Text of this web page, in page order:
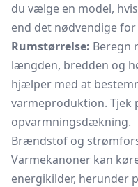
du vælge en model,
end det nødvendige
Rumstørrelse: Beregn
længden, bredden og
hjælper med at
varmeproduktion. Tjek
opvarmningsdækning.
Brændstof og
Varmekanoner kan
energikilder, herunder